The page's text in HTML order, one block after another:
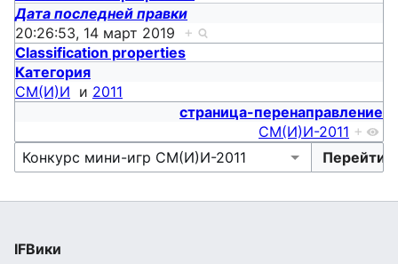
Дата последней правки
20:26:53, 14 март 2019 +
Classification properties
Категория
СМ(И)И и 2011
страница-перенаправление
СМ(И)И-2011 +
IFВики